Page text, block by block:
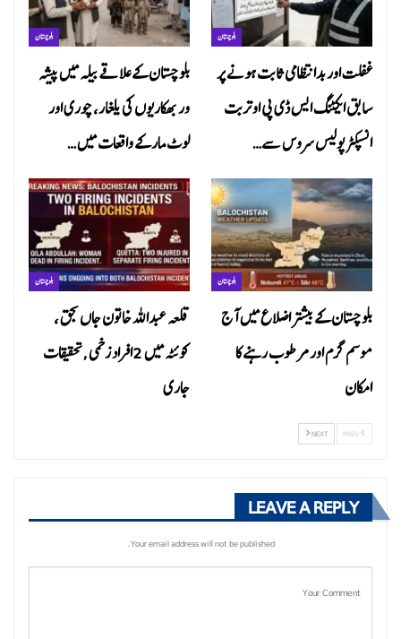
بلوچستان
بلوچستان کے علاقے بیلہ میں پیشہ
ور بھکاریوں کی یلغار، چوری اور
لوٹ مار کے واقعات میں…
بلوچستان
غفلت اور بدانتظامی ثابت ہونے پر
سابق ایکٹنگ ایس ڈی پی او تربت
انسپکٹر پولیس سروس سے…
بلوچستان
قلعہ عبداللہ خاتون جاں بحق ،
کوئٹہ میں 2افراد زخمی ,تحقیقات
جاری
بلوچستان
بلوچستان کے بیشتر اضلاع میں آج
موسم گرم اور مرطوب رہنے کا
امکان
NEXT
LEAVE A REPLY
Your email address will not be published.